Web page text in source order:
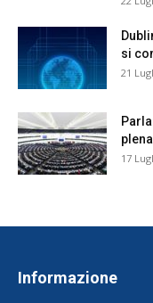
si
21
17
Informazione